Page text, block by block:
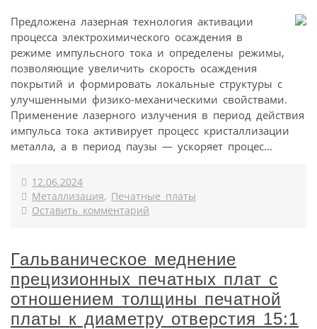
Предложена лазерная технология активации
процесса электрохимического осаждения в
режиме импульсного тока и определены режимы,
позволяющие увеличить скорость осаждения
покрытий и формировать локальные структуры с
улучшенными физико-механическими свойствами.
Применение лазерного излучения в период действия
импульса тока активирует процесс кристаллизации
металла, а в период паузы — ускоряет процес...
12.06.2024
Металлизация, Печатные платы
Оставить комментарий
Гальваническое меднение
прецизионных печатных плат с
отношением толщины печатной
платы к диаметру отверстия 15:1